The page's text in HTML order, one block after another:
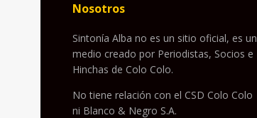
Nosotros
Sintonía Alba no es un sitio oficial, es un
medio creado por Periodistas, Socios e
Hinchas de Colo Colo.
No tiene relación con el CSD Colo Colo
ni Blanco & Negro S.A.